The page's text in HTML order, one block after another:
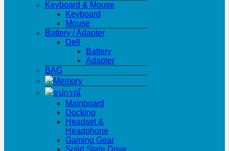
Keyboard & Mouse
Keyboard
Mouse
Battery / Adapter
Dell
Battery
Adapter
BAG
Memory
อุปกรณ์
Mainboard
Docking
Headset &
Headphone
Gaming Gear
Solid State Drive